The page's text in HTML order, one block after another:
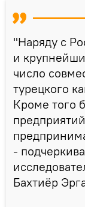
"Наряду с
и
число
турецкого
Кроме того
-
Бахтиёр